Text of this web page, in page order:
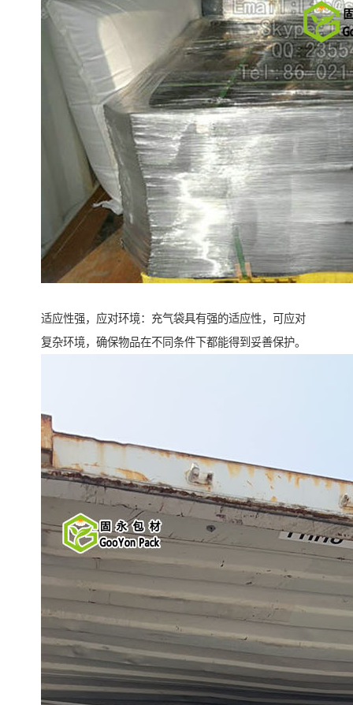
适应性强，应对环境：充气袋具有强的适应性，可应对
复杂环境，确保物品在不同条件下都能得到妥善保护。